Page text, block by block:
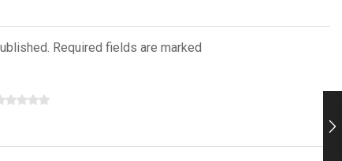
Required fields are marked